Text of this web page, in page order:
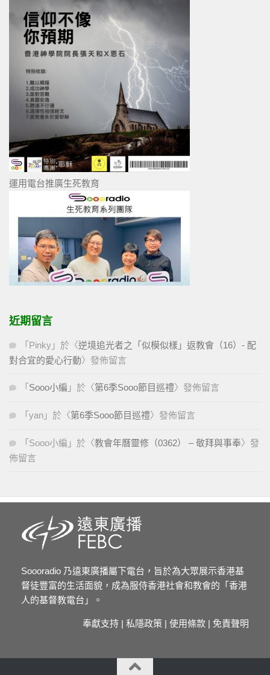
運用電台推廣生死教育
近期留言
「 Pinky 」於〈逆境追光者之「似模似樣」返教會（16）- 配
對合宜的愛心行動〉發佈留言
「 Sooo小編 」於〈第6季Sooo節目巡禮〉發佈留言
「 yan 」於〈第6季Sooo節目巡禮〉發佈留言
「 Sooo小編 」於〈教會年曆靈修（0362） – 敬拜與事奉〉發
佈留言
Soooradio 乃遠東廣播屬下電台，旨於為大眾展示香港基
督徒豐富的生活面貌，成為服侍香港社會和教會的「香港
人的基督教電台」。
奉獻支持 | 私隱政策 | 使用條款 | 免責聲明